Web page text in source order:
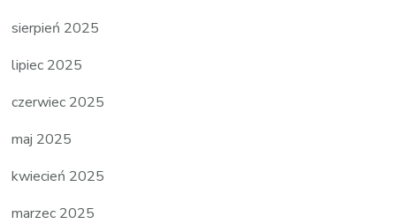
sierpień 2025
lipiec 2025
czerwiec 2025
maj 2025
kwiecień 2025
marzec 2025